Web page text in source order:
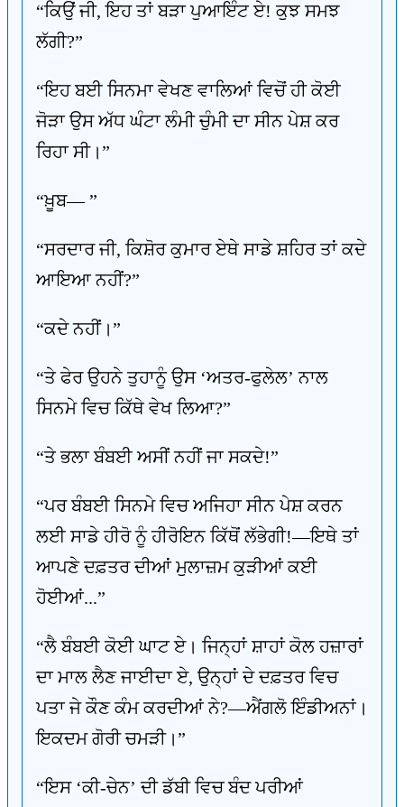
“ਕਿਉਂ ਜੀ, ਇਹ ਤਾਂ ਬੜਾ ਪੁਆਇੰਟ ਏ! ਕੁਝ ਸਮਝ
ਲੱਗੀ?”
“ਇਹ ਬਈ ਸਿਨਮਾ ਵੇਖਣ ਵਾਲਿਆਂ ਵਿਚੋਂ ਹੀ ਕੋਈ
ਜੋੜਾ ਉਸ ਅੱਧ ਘੰਟਾ ਲੰਮੀ ਚੁੰਮੀ ਦਾ ਸੀਨ ਪੇਸ਼ ਕਰ
ਰਿਹਾ ਸੀ।”
“ਖ਼ੂਬ— ”
“ਸਰਦਾਰ ਜੀ, ਕਿਸ਼ੋਰ ਕੁਮਾਰ ਏਥੇ ਸਾਡੇ ਸ਼ਹਿਰ ਤਾਂ ਕਦੇ
ਆਇਆ ਨਹੀਂ?”
“ਕਦੇ ਨਹੀਂ।”
“ਤੇ ਫੇਰ ਉਹਨੇ ਤੁਹਾਨੂੰ ਉਸ ‘ਅਤਰ-ਫੁਲੇਲ’ ਨਾਲ
ਸਿਨਮੇ ਵਿਚ ਕਿੱਥੇ ਵੇਖ ਲਿਆ?”
“ਤੇ ਭਲਾ ਬੰਬਈ ਅਸੀਂ ਨਹੀਂ ਜਾ ਸਕਦੇ!”
“ਪਰ ਬੰਬਈ ਸਿਨਮੇ ਵਿਚ ਅਜਿਹਾ ਸੀਨ ਪੇਸ਼ ਕਰਨ
ਲਈ ਸਾਡੇ ਹੀਰੋ ਨੂੰ ਹੀਰੋਇਨ ਕਿੱਥੋਂ ਲੱਭੇਗੀ!—ਇਥੇ ਤਾਂ
ਆਪਣੇ ਦਫ਼ਤਰ ਦੀਆਂ ਮੁਲਾਜ਼ਮ ਕੁੜੀਆਂ ਕਈ
ਹੋਈਆਂ...”
“ਲੈ ਬੰਬਈ ਕੋਈ ਘਾਟ ਏ। ਜਿਨ੍ਹਾਂ ਸ਼ਾਹਾਂ ਕੋਲ ਹਜ਼ਾਰਾਂ
ਦਾ ਮਾਲ ਲੈਣ ਜਾਈਦਾ ਏ, ਉਨ੍ਹਾਂ ਦੇ ਦਫ਼ਤਰ ਵਿਚ
ਪਤਾ ਜੇ ਕੌਣ ਕੰਮ ਕਰਦੀਆਂ ਨੇ?—ਐਂਗਲੋ ਇੰਡੀਅਨਾਂ।
ਇਕਦਮ ਗੋਰੀ ਚਮੜੀ।”
“ਇਸ ‘ਕੀ-ਚੇਨ’ ਦੀ ਡੱਬੀ ਵਿਚ ਬੰਦ ਪਰੀਆਂ